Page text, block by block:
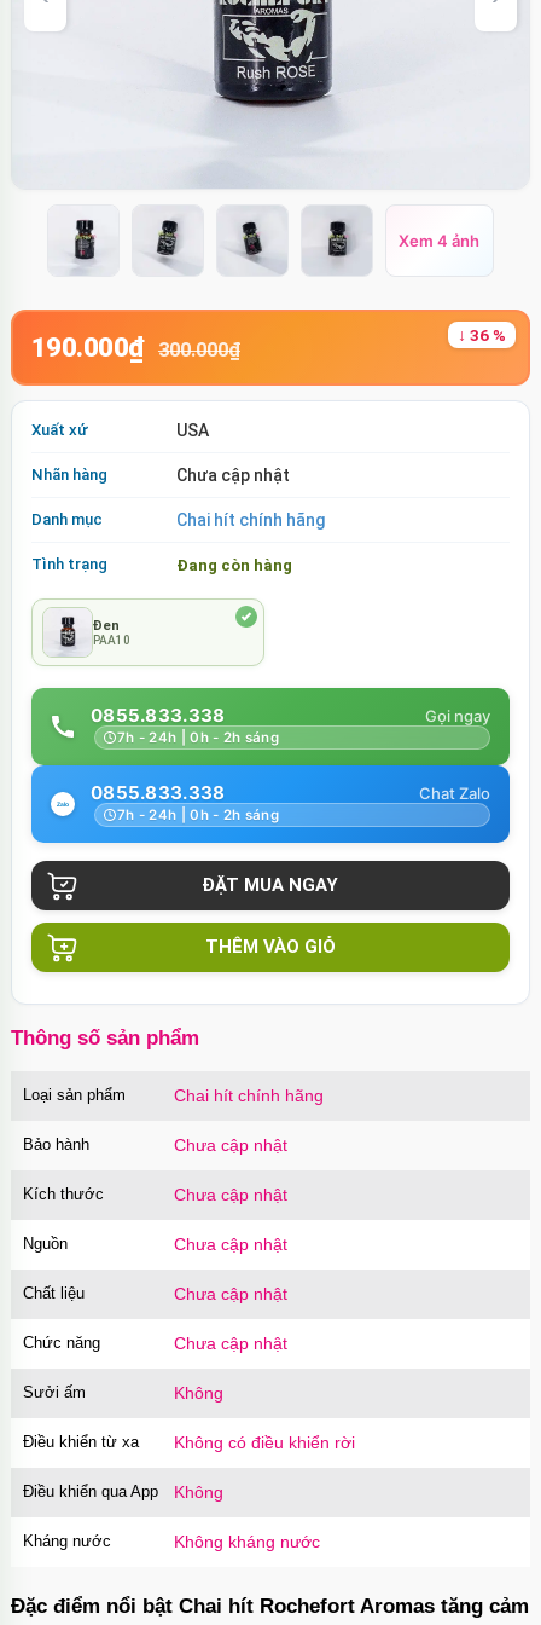
Xem 4 ảnh
190.000₫ 300.000₫
↓ 36 %
Xuất xứ USA
Nhãn hàng Chưa cập nhật
Danh mục Chai hít chính hãng
Tình trạng Đang còn hàng
Đen
PAA10
0855.833.338
7h - 24h | 0h - 2h sáng
0855.833.338
7h - 24h | 0h - 2h sáng
THÊM VÀO GIỎ
Thông số sản phẩm
Loại sản phẩm Chai hít chính hãng
Bảo hành Chưa cập nhật
Kích thước Chưa cập nhật
Nguồn Chưa cập nhật
Chất liệu Chưa cập nhật
Chức năng Chưa cập nhật
Sưởi ấm Không
Điều khiển từ xa Không có điều khiển rời
Điều khiển qua App Không
Kháng nước Không kháng nước
Đặc điểm nổi bật Chai hít Rochefort Aromas tăng cảm